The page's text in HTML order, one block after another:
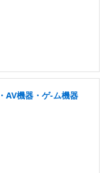
AV機器・ゲ-ム機器